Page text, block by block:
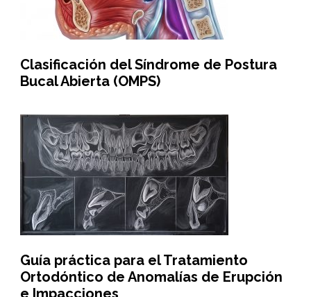
Clasificación del Síndrome de Postura
Bucal Abierta (OMPS)
Guía práctica para el Tratamiento
Ortodóntico de Anomalías de Erupción